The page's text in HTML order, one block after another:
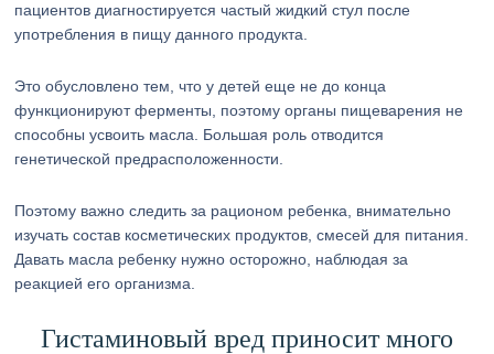
пациентов диагностируется частый жидкий стул после
употребления в пищу данного продукта.
Это обусловлено тем, что у детей еще не до конца
функционируют ферменты, поэтому органы пищеварения не
способны усвоить масла. Большая роль отводится
генетической предрасположенности.
Поэтому важно следить за рационом ребенка, внимательно
изучать состав косметических продуктов, смесей для питания.
Давать масла ребенку нужно осторожно, наблюдая за
реакцией его организма.
Гистаминовый вред приносит много